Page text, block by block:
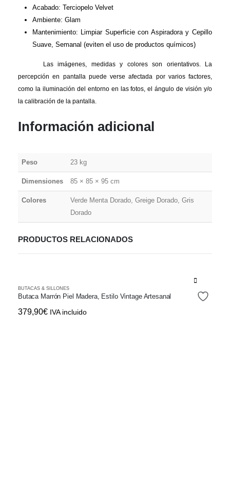
Acabado: Terciopelo Velvet
Ambiente: Glam
Mantenimiento: Limpiar Superficie con Aspiradora y Cepillo
Suave, Semanal (eviten el uso de productos químicos)
Las imágenes, medidas y colores son orientativos. La
percepción en pantalla puede verse afectada por varios factores,
como la iluminación del entorno en las fotos, el ángulo de visión y/o
la calibración de la pantalla.
Información adicional
Peso 23 kg
Dimensiones 85 × 85 × 95 cm
Colores
Verde Menta Dorado, Greige Dorado, Gris
Dorado
PRODUCTOS RELACIONADOS
BUTACAS & SILLONES
Butaca Marrón Piel Madera, Estilo Vintage Artesanal
379,90€ IVA incluido